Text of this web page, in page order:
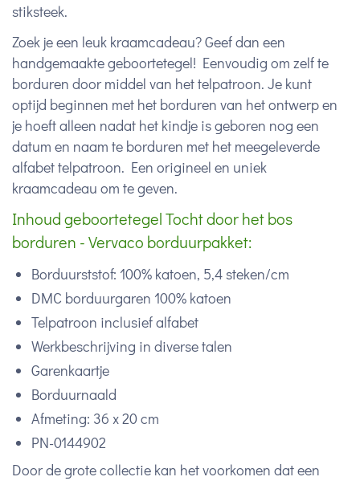
stiksteek.
Zoek je een leuk kraamcadeau? Geef dan een
handgemaakte geboortetegel! Eenvoudig om zelf te
borduren door middel van het telpatroon. Je kunt
optijd beginnen met het borduren van het ontwerp en
je hoeft alleen nadat het kindje is geboren nog een
datum en naam te borduren met het meegeleverde
alfabet telpatroon. Een origineel en uniek
kraamcadeau om te geven.
Inhoud geboortetegel Tocht door het bos
borduren - Vervaco borduurpakket:
Borduurststof: 100% katoen, 5,4 steken/cm
DMC borduurgaren 100% katoen
Telpatroon inclusief alfabet
Werkbeschrijving in diverse talen
Garenkaartje
Borduurnaald
Afmeting: 36 x 20 cm
PN-0144902
Door de grote collectie kan het voorkomen dat een